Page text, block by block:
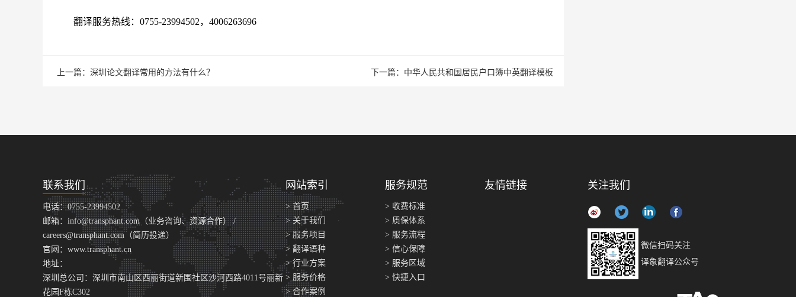
翻译服务热线：0755-23994502，4006263696
上一篇：深圳论文翻译常用的方法有什么？ 下一篇：中华人民共和国居民户口簿中英翻译模板
联系我们
电话：0755-23994502
邮箱：info@transphant.com（业务咨询、资源合作） /
careers@transphant.com（简历投递）
官网：www.transphant.cn
地址：
深圳总公司：深圳市南山区西丽街道新围社区沙河西路4011号丽新
花园F栋C302
网站索引
> 首页
> 关于我们
> 服务项目
> 翻译语种
> 行业方案
> 服务价格
> 合作案例
服务规范
> 收费标准
> 质保体系
> 服务流程
> 信心保障
> 服务区域
> 快捷入口
友情链接 关注我们
微信扫码关注
译象翻译公众号